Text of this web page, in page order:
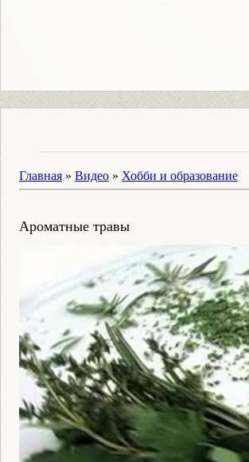
Главная » Видео » Хобби и образование
Ароматные травы